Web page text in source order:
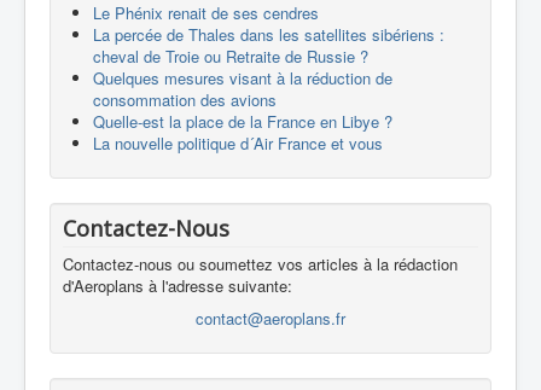
Le Phénix renait de ses cendres
La percée de Thales dans les satellites sibériens :
cheval de Troie ou Retraite de Russie ?
Quelques mesures visant à la réduction de
consommation des avions
Quelle-est la place de la France en Libye ?
La nouvelle politique d´Air France et vous
Contactez-Nous
Contactez-nous ou soumettez vos articles à la rédaction
d'Aeroplans à l'adresse suivante:
contact@aeroplans.fr